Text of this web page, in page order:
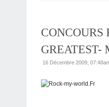
GREATEST-
16 Décembre 2009,